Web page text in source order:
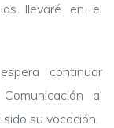
llevaré en el
continuar
al
su vocación.